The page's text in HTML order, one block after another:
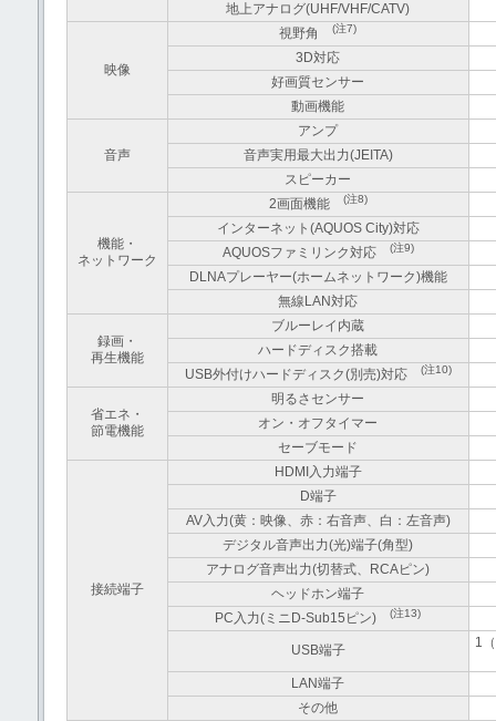
地上アナログ(UHF/VHF/CATV)
映像
視野角(注7)
3D対応
好画質センサー
動画機能
音声
アンプ
音声実用最大出力(JEITA)
スピーカー
機能・
ネットワーク
2画面機能 (注8)
インターネット(AQUOS City)対応
AQUOSファミリンク対応
(注9)
DLNAプレーヤー(ホームネットワーク)機能
無線LAN対応
録画・
再生機能
ブルーレイ内蔵
ハードディスク搭載
USB外付けハードディスク(別売)対応
(注10)
省エネ・
節電機能
明るさセンサー
オン・オフタイマー
セーブモード
接続端子
HDMI入力端子
D端子
AV入力(黄：映像、赤：右音声、白：左音声)
デジタル音声出力(光)端子(角型)
アナログ音声出力(切替式、RCAピン)
ヘッドホン端子
PC入力(ミニD-Sub15ピン)(注13)
USB端子 1
LAN端子
その他